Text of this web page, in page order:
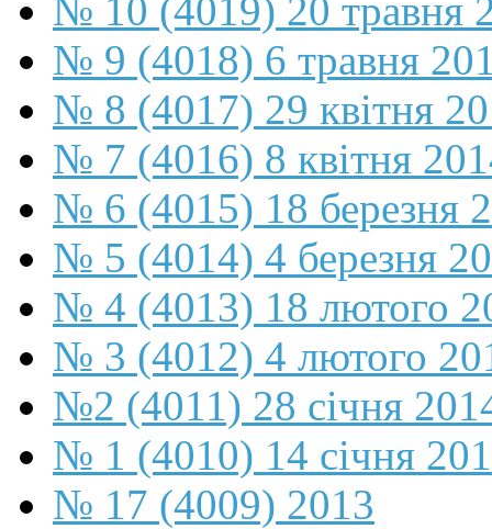
№ 10 (4019) 20 травня
№ 9 (4018) 6 травня
№ 8 (4017) 29 квітня
№ 7 (4016) 8 квітня
№ 6 (4015) 18 березня
№ 5 (4014) 4 березня
№ 4 (4013) 18 лютого
№ 3 (4012) 4 лютого
№2 (4011) 28 січня
№ 1 (4010) 14 січня
№ 17 (4009) 2013